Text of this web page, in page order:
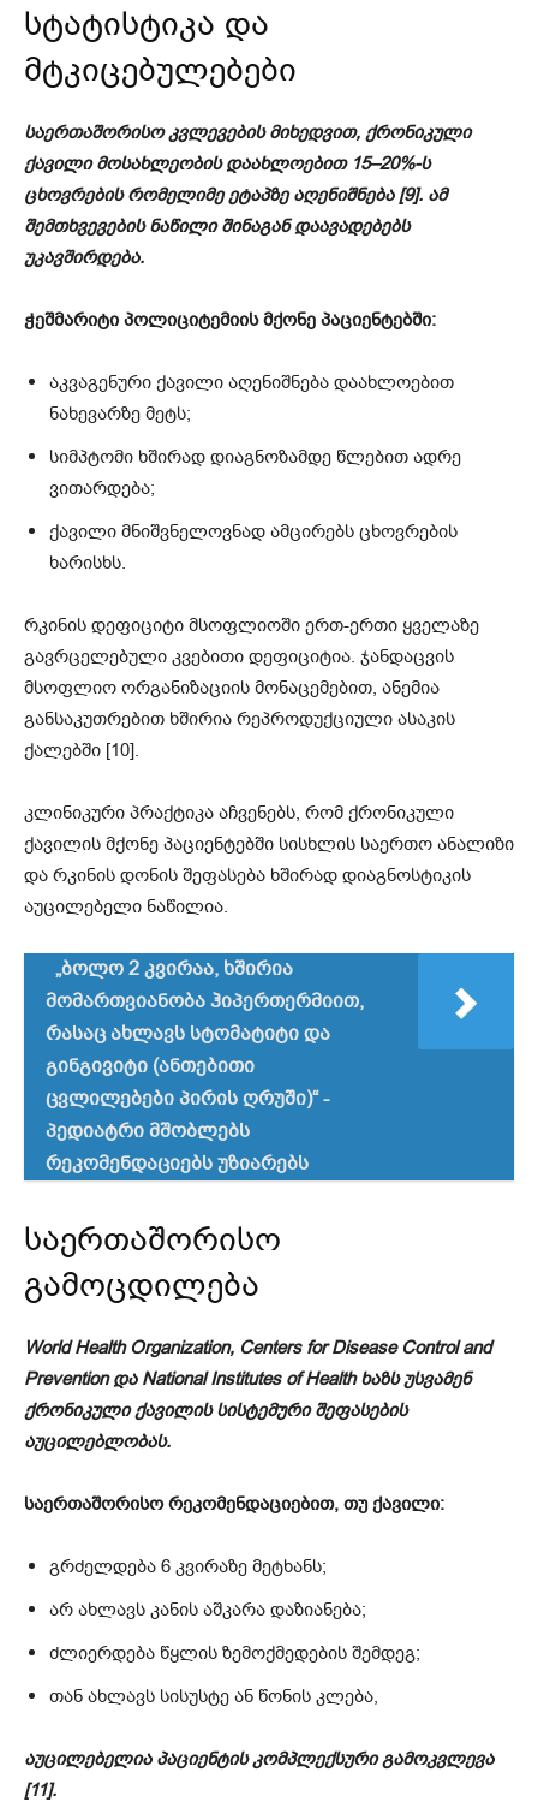
სტატისტიკა და
მტკიცებულებები
საერთაშორისო კვლევების მიხედვით, ქრონიკული
ქავილი მოსახლეობის დაახლოებით 15–20%-ს
ცხოვრების რომელიმე ეტაპზე აღენიშნება [9]. ამ
შემთხვევების ნაწილი შინაგან დაავადებებს
უკავშირდება.
ჭეშმარიტი პოლიციტემიის მქონე პაციენტებში:
აკვაგენური ქავილი აღენიშნება დაახლოებით
ნახევარზე მეტს;
სიმპტომი ხშირად დიაგნოზამდე წლებით ადრე
ვითარდება;
ქავილი მნიშვნელოვნად ამცირებს ცხოვრების
ხარისხს.
რკინის დეფიციტი მსოფლიოში ერთ-ერთი ყველაზე
გავრცელებული კვებითი დეფიციტია. ჯანდაცვის
მსოფლიო ორგანიზაციის მონაცემებით, ანემია
განსაკუთრებით ხშირია რეპროდუქციული ასაკის
ქალებში [10].
კლინიკური პრაქტიკა აჩვენებს, რომ ქრონიკული
ქავილის მქონე პაციენტებში სისხლის საერთო ანალიზი
და რკინის დონის შეფასება ხშირად დიაგნოსტიკის
აუცილებელი ნაწილია.
„ბოლო 2 კვირაა, ხშირია
მომართვიანობა ჰიპერთერმიით,
რასაც ახლავს სტომატიტი და
გინგივიტი (ანთებითი
ცვლილებები პირის ღრუში)“ -
პედიატრი მშობლებს
რეკომენდაციებს უზიარებს
საერთაშორისო
გამოცდილება
World Health Organization, Centers for Disease Control and
Prevention და National Institutes of Health ხაზს უსვამენ
ქრონიკული ქავილის სისტემური შეფასების
აუცილებლობას.
საერთაშორისო რეკომენდაციებით, თუ ქავილი:
გრძელდება 6 კვირაზე მეტხანს;
არ ახლავს კანის აშკარა დაზიანება;
ძლიერდება წყლის ზემოქმედების შემდეგ;
თან ახლავს სისუსტე ან წონის კლება,
აუცილებელია პაციენტის კომპლექსური გამოკვლევა
[11].